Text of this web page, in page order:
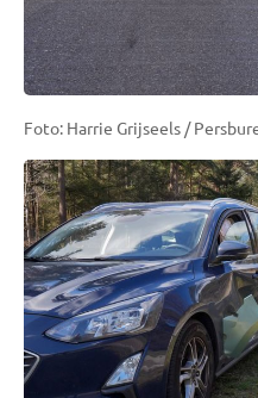
Foto: Harrie Grijseels /